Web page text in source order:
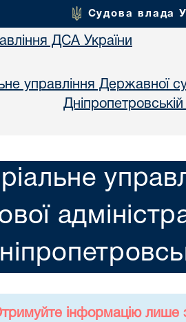
Судова влада
ДСА України
управління Державної
інформацію лише